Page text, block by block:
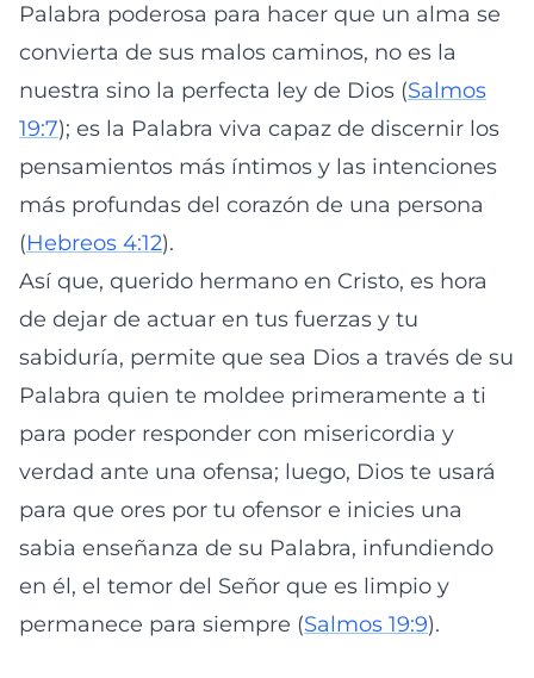
Palabra poderosa para hacer que un alma se
convierta de sus malos caminos, no es la
nuestra sino la perfecta ley de Dios (Salmos
19:7); es la Palabra viva capaz de discernir los
pensamientos más íntimos y las intenciones
más profundas del corazón de una persona
(Hebreos 4:12).
Así que, querido hermano en Cristo, es hora
de dejar de actuar en tus fuerzas y tu
sabiduría, permite que sea Dios a través de su
Palabra quien te moldee primeramente a ti
para poder responder con misericordia y
verdad ante una ofensa; luego, Dios te usará
para que ores por tu ofensor e inicies una
sabia enseñanza de su Palabra, infundiendo
en él, el temor del Señor que es limpio y
permanece para siempre (Salmos 19:9).